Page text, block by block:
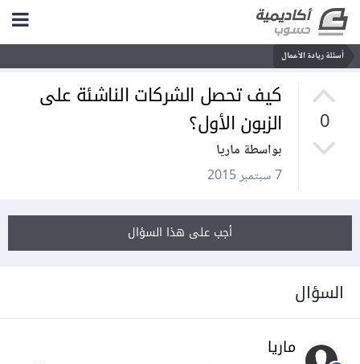
أسئلة ريادة الأعمال
0
كيف تحصل الشركات الناشئة على
الزبون الأول؟
بواسطة ماريا
7 سبتمبر 2015
أجب على هذا السؤال
السؤال
ماريا